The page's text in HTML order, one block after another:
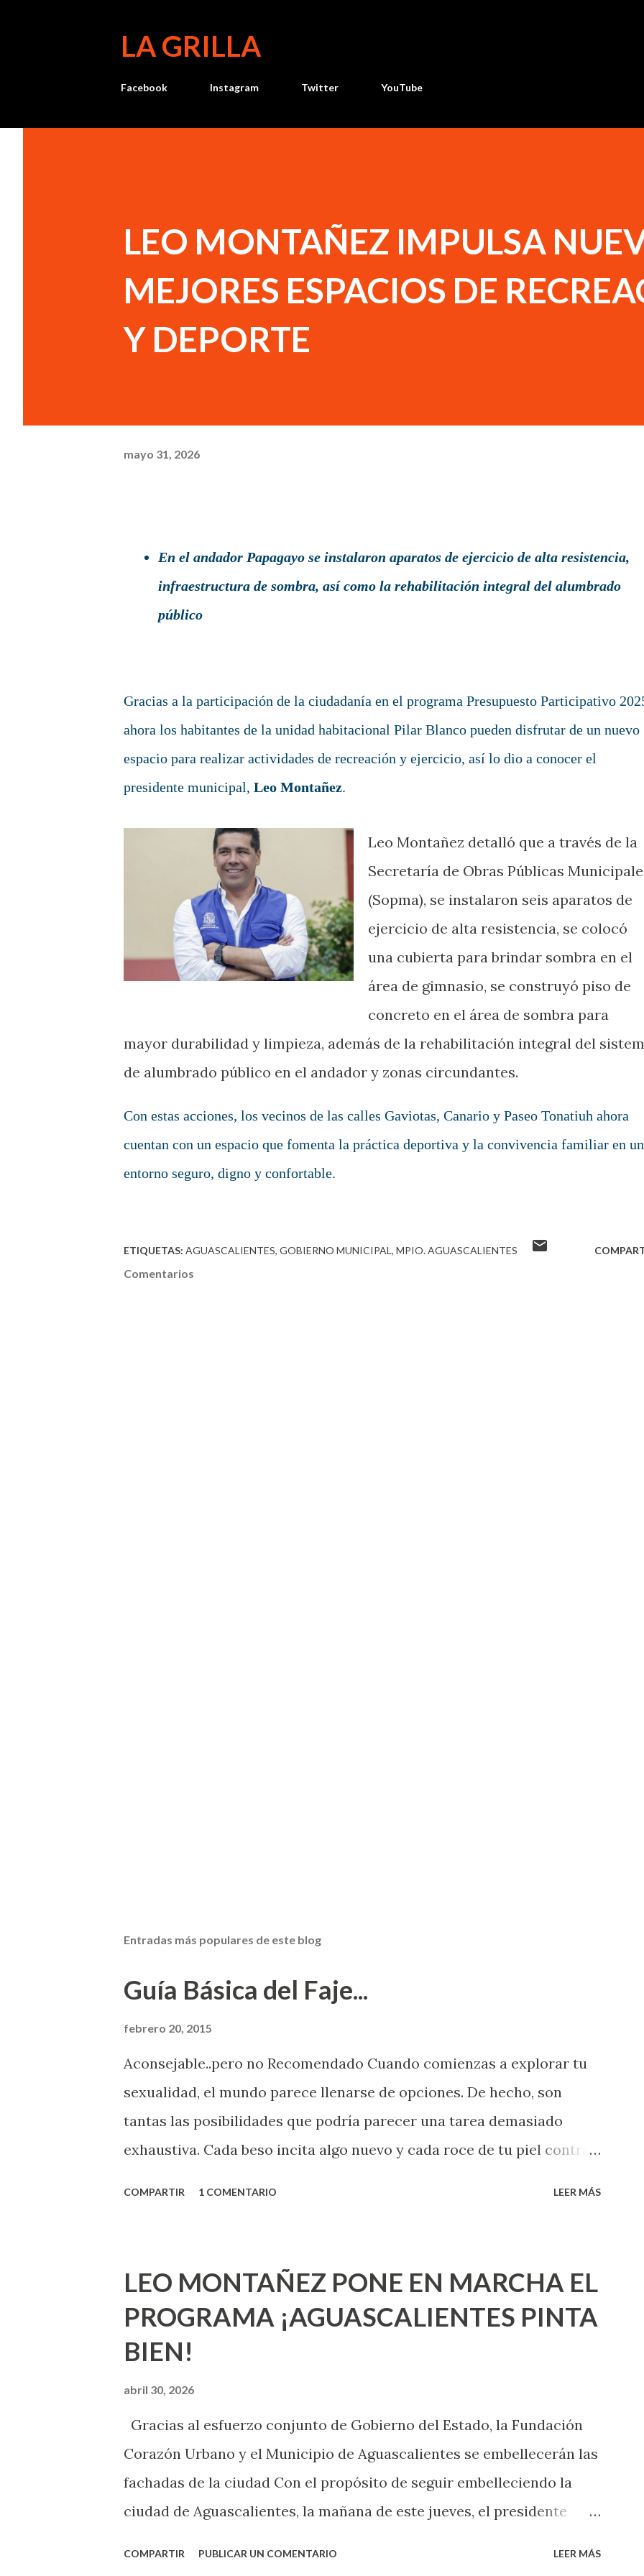
LA GRILLA
Facebook Instagram Twitter YouTube
LEO MONTAÑEZ IMPULSA
MEJORES ESPACIOS DE
Y DEPORTE
mayo 31, 2026
En el andador Papagayo se instalaron aparatos de ejercicio de alta resistencia,
infraestructura de sombra, así como la rehabilitación integral del alumbrado
público
Gracias a la participación de la ciudadanía en el programa Presupuesto Participativo
ahora los habitantes de la unidad habitacional Pilar Blanco pueden disfrutar de un nuevo
espacio para realizar actividades de recreación y ejercicio, así lo dio a conocer el
presidente municipal, Leo Montañez.
Leo Montañez detalló que a través de la
Secretaría de Obras Públicas
(Sopma), se instalaron seis aparatos de
ejercicio de alta resistencia, se colocó
una cubierta para brindar sombra en el
área de gimnasio, se construyó piso de
concreto en el área de sombra para
mayor durabilidad y limpieza, además de la rehabilitación integral del
de alumbrado público en el andador y zonas circundantes.
Con estas acciones, los vecinos de las calles Gaviotas, Canario y Paseo Tonatiuh ahora
cuentan con un espacio que fomenta la práctica deportiva y la convivencia familiar en un
entorno seguro, digno y confortable.
ETIQUETAS: AGUASCALIENTES GOBIERNO MUNICIPAL MPIO. AGUASCALIENTES
Comentarios
Entradas más populares de este blog
Guía Básica del Faje...
febrero 20, 2015
Aconsejable..pero no Recomendado Cuando comienzas a explorar tu
sexualidad, el mundo parece llenarse de opciones. De hecho, son
tantas las posibilidades que podría parecer una tarea demasiado
exhaustiva. Cada beso incita algo nuevo y cada roce de tu piel contra
lo que deberías saber. Pero incluso quienes ya han tenido relaciones
sexuales no son expertos o expertas en el tema. Siempre hay algo
nuevo que aprender y nuevas experiencias que conocer. Si eres una
como cualquier persona con experiencia te dirá, siempre es mejor
cuando ambas partes son suficientemen...
COMPARTIR 1 COMENTARIO LEER MÁS
LEO MONTAÑEZ PONE EN MARCHA EL
PROGRAMA ¡AGUASCALIENTES PINTA
BIEN!
abril 30, 2026
Gracias al esfuerzo conjunto de Gobierno del Estado, la Fundación
Corazón Urbano y el Municipio de Aguascalientes se embellecerán las
fachadas de la ciudad Con el propósito de seguir embelleciendo la
ciudad de Aguascalientes, la mañana de este jueves, el presidente
COMPARTIR PUBLICAR UN COMENTARIO LEER MÁS